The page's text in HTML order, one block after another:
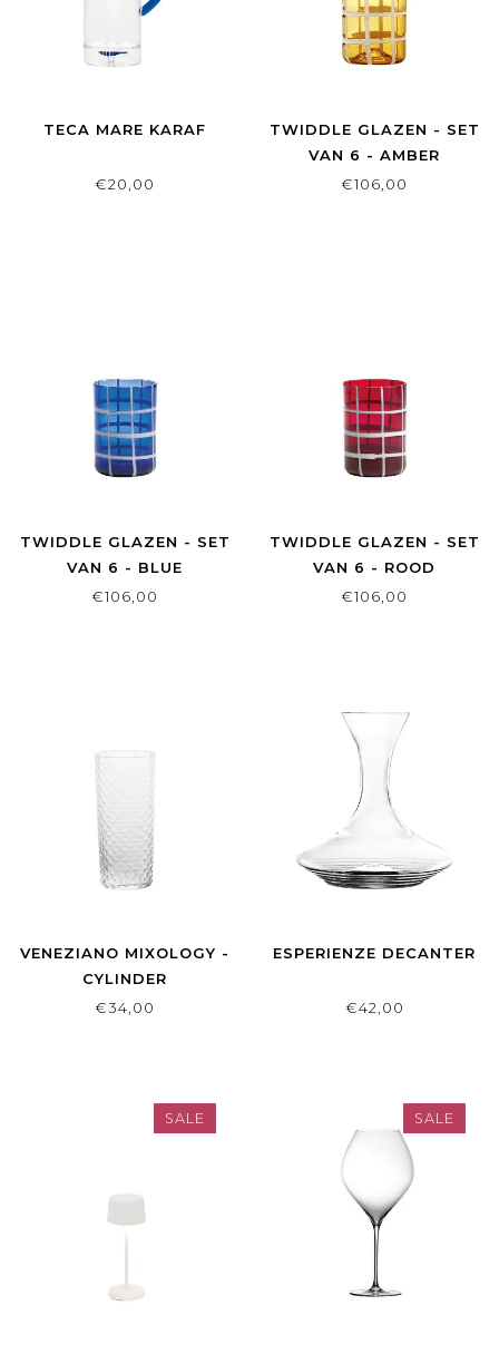
TECA MARE KARAF
€20,00
TWIDDLE GLAZEN - SET
VAN 6 - AMBER
€106,00
TWIDDLE GLAZEN - SET
VAN 6 - BLUE
€106,00
TWIDDLE GLAZEN - SET
VAN 6 - ROOD
€106,00
VENEZIANO MIXOLOGY -
CYLINDER
€34,00
ESPERIENZE DECANTER
€42,00
SALE SALE